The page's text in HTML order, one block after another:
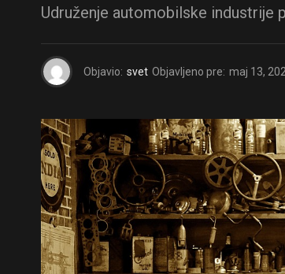
Udruženje automobilske industrije
Objavio: svet Objavljeno pre: maj 13,